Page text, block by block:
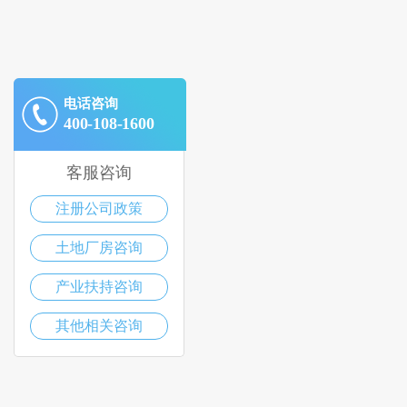
电话咨询
400-108-1600
客服咨询
注册公司政策
土地厂房咨询
产业扶持咨询
其他相关咨询